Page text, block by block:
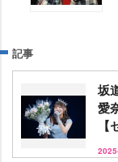
記事
坂
愛